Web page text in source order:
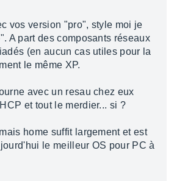
vos version "pro", style moi je
A part des composants réseaux
(en aucun cas utiles pour la
le même XP.
avec un resau chez eux
et tout le merdier... si ?
home suffit largement et est
le meilleur OS pour PC à